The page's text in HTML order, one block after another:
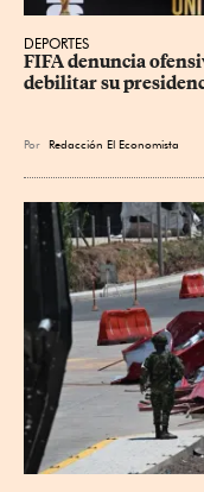
DEPORTES
FIFA denuncia
debilitar su
Por Redacción El Economista